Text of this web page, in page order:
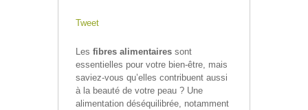
Tweet
Les fibres alimentaires sont
essentielles pour votre bien-être, mais
saviez-vous qu’elles contribuent aussi
à la beauté de votre peau ? Une
alimentation déséquilibrée, notamment